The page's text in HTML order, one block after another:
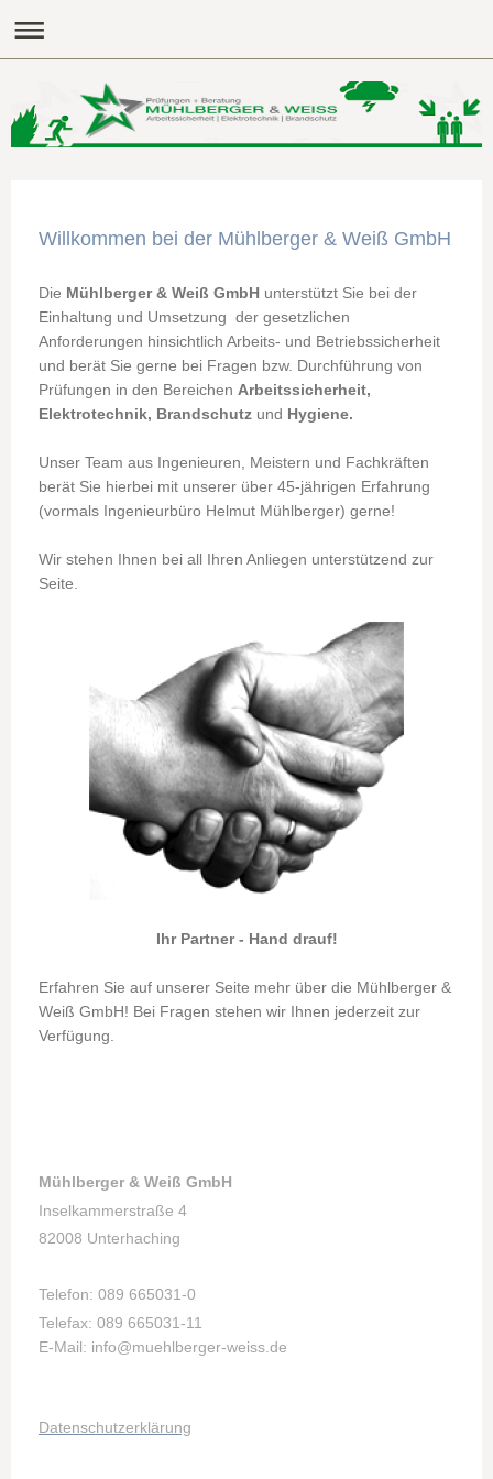
Willkommen bei der Mühlberger & Weiß GmbH
Die Mühlberger & Weiß GmbH unterstützt Sie bei der
Einhaltung und Umsetzung der gesetzlichen
Anforderungen hinsichtlich Arbeits- und Betriebssicherheit
und berät Sie gerne bei Fragen bzw. Durchführung von
Prüfungen in den Bereichen Arbeitssicherheit,
Elektrotechnik, Brandschutz und Hygiene.
Unser Team aus Ingenieuren, Meistern und Fachkräften
berät Sie hierbei mit unserer über 45-jährigen Erfahrung
(vormals Ingenieurbüro Helmut Mühlberger) gerne!
Wir stehen Ihnen bei all Ihren Anliegen unterstützend zur
Seite.
Ihr Partner - Hand drauf!
Erfahren Sie auf unserer Seite mehr über die Mühlberger &
Weiß GmbH! Bei Fragen stehen wir Ihnen jederzeit zur
Verfügung.
Mühlberger & Weiß GmbH
Inselkammerstraße 4
82008 Unterhaching
Telefon: 089 665031-0
Telefax: 089 665031-11
E-Mail: info@muehlberger-weiss.de
Datenschutzerklärung